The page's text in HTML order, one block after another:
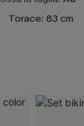
Torace: 83 cm